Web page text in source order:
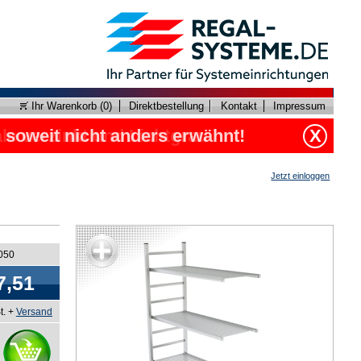
Ihr Warenkorb (0) Direktbestellung Kontakt Impressum
nicht anders erwähnt! X
Jetzt einloggen
+ Versand